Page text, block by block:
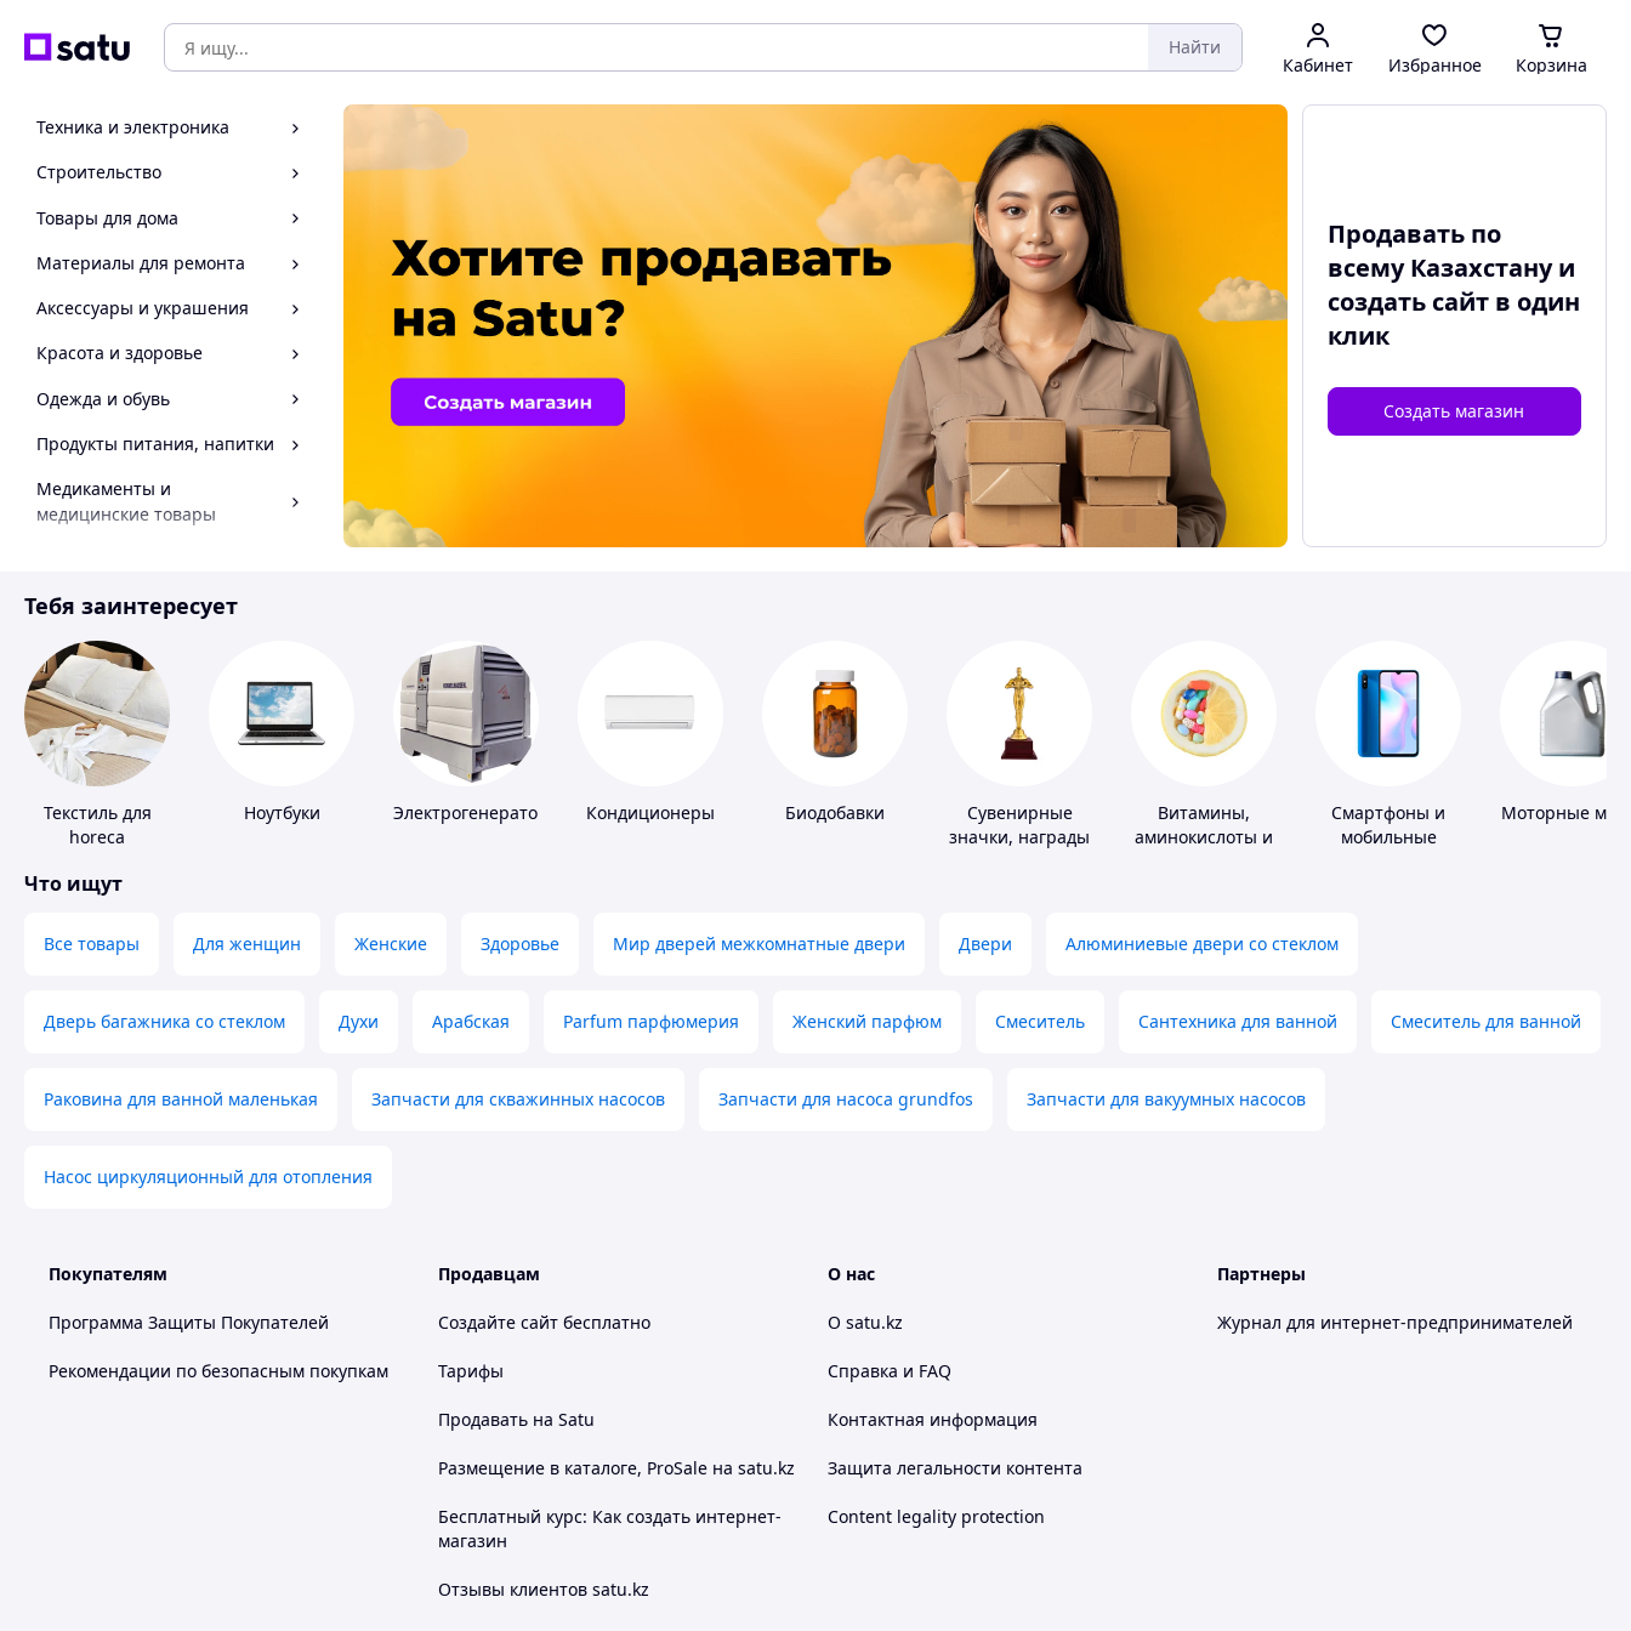
Найти
Кабинет Избранное Корзина
Техника и электроника
Строительство
Товары для дома
Материалы для ремонта
Аксессуары и украшения
Красота и здоровье
Одежда и обувь
Продукты питания, напитки
Медикаменты и
медицинские товары
Инструмент
Продавать по
всему Казахстану и
создать сайтв один
клик
Создать магазин
Тебя заинтересует
Текстиль для
horeca
Ноутбуки Электрогенераторы Кондиционеры Биодобавки
Сувенирные
значки, награды
Витамины,
аминокислоты и
Смартфоны и
мобильные
Моторные
Что ищут
Все товары Для женщин Женские Здоровье Мир дверей межкомнатные двери Двери Алюминиевые двери со стеклом
Дверь багажника со стеклом Духи Арабская Parfum парфюмерия Женский парфюм Смеситель Сантехника для ванной Смеситель для ванной
Раковина для ванной маленькая Запчасти для скважинных насосов Запчасти для насоса grundfos Запчасти для вакуумных насосов
Насос циркуляционный для отопления
Покупателям
Программа Защиты Покупателей
Рекомендации по безопасным покупкам
Продавцам
Создайте сайт бесплатно
Тарифы
Продавать на Satu
Размещение в каталоге, ProSale на satu.kz
Бесплатный курс: Как создать интернет-
магазин
Отзывы клиентов satu.kz
О нас
О satu.kz
Справка и FAQ
Контактная информация
Защита легальности контента
Content legality protection
Партнеры
Журнал для интернет-предпринимателей